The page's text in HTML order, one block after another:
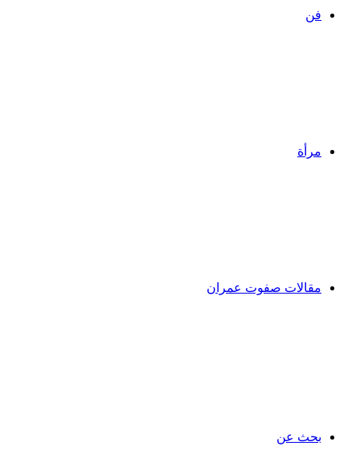
فن
مرأة
مقالات صفوت عمران
بحث عن